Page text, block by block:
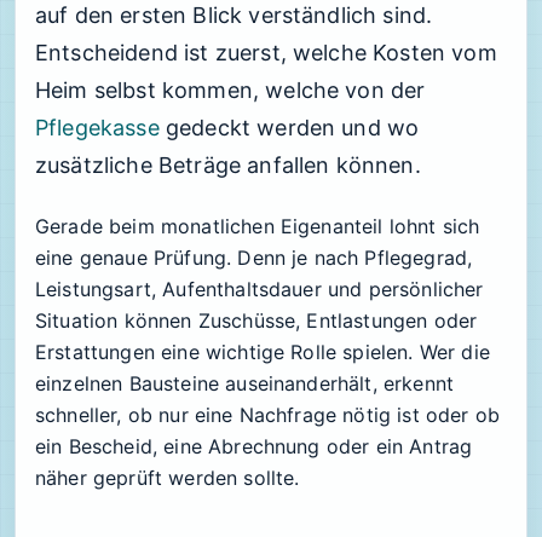
auf den ersten Blick verständlich sind.
Entscheidend ist zuerst, welche Kosten vom
Heim selbst kommen, welche von der
Pflegekassegedeckt werden und wo
zusätzliche Beträge anfallen können.
Gerade beim monatlichen Eigenanteil lohnt sich
eine genaue Prüfung. Denn je nach Pflegegrad,
Leistungsart, Aufenthaltsdauer und persönlicher
Situation können Zuschüsse, Entlastungen oder
Erstattungen eine wichtige Rolle spielen. Wer die
einzelnen Bausteine auseinanderhält, erkennt
schneller, ob nur eine Nachfrage nötig ist oder ob
ein Bescheid, eine Abrechnung oder ein Antrag
näher geprüft werden sollte.